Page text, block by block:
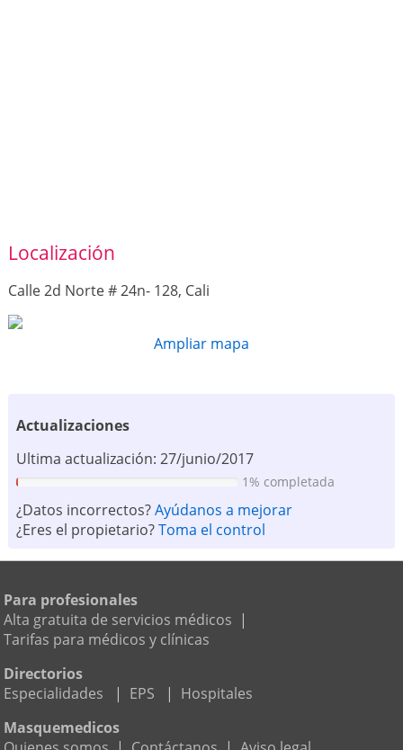
Localización
Calle 2d Norte # 24n- 128, Cali
Ampliar mapa
Actualizaciones
Ultima actualización: 27/junio/2017
1% completada
¿Datos incorrectos?Ayúdanos a mejorar
¿Eres el propietario?Toma el control
Para profesionales
Alta gratuita de servicios médicos |
Tarifas para médicos y clínicas
Directorios
Especialidades
| EPS | Hospitales
Masquemedicos